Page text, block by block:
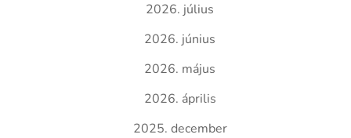
2026. július
2026. június
2026. május
2026. április
2025. december